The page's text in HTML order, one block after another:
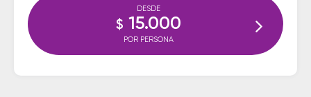
DESDE
$ 15.000
POR PERSONA